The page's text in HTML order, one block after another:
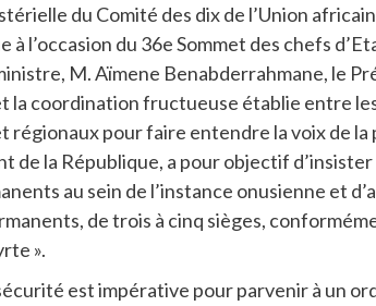
du Comité des dix de l’Union
l’occasion du 36e Sommet des chefs
M. Aïmene Benabderrahmane, le
la coordination fructueuse établie entre
pour faire entendre la voix de la
la République, a pour objectif
au sein de l’instance onusienne et
de trois à cinq sièges,
».
est impérative pour parvenir à un